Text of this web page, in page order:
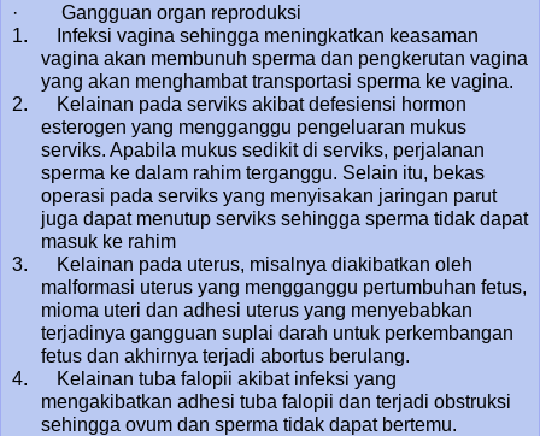
· Gangguan organ reproduksi
1. Infeksi vagina sehingga meningkatkan keasaman
vagina akan membunuh sperma dan pengkerutan vagina
yang akan menghambat transportasi sperma ke vagina.
2. Kelainan pada serviks akibat defesiensi hormon
esterogen yang mengganggu pengeluaran mukus
serviks. Apabila mukus sedikit di serviks, perjalanan
sperma ke dalam rahim terganggu. Selain itu, bekas
operasi pada serviks yang menyisakan jaringan parut
juga dapat menutup serviks sehingga sperma tidak dapat
masuk ke rahim
3. Kelainan pada uterus, misalnya diakibatkan oleh
malformasi uterus yang mengganggu pertumbuhan fetus,
mioma uteri dan adhesi uterus yang menyebabkan
terjadinya gangguan suplai darah untuk perkembangan
fetus dan akhirnya terjadi abortus berulang.
4. Kelainan tuba falopii akibat infeksi yang
mengakibatkan adhesi tuba falopii dan terjadi obstruksi
sehingga ovum dan sperma tidak dapat bertemu.